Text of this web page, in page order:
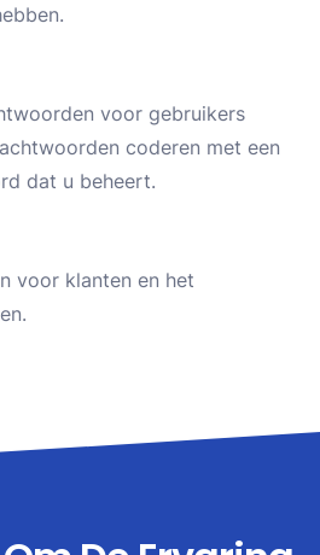
voor gebruikers
coderen met een
dat u beheert.
voor klanten en het